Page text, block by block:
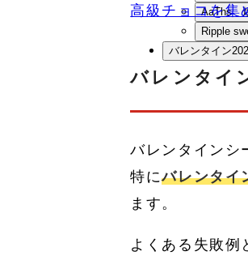
AaThs
Ripple
バレンタイン
高級チョコを集
バレンタイ
バレンタインシ
特にバレンタイ
ます。
よくある失敗例